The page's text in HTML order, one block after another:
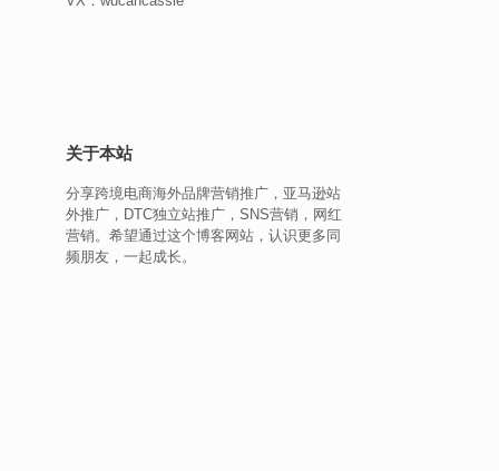
关于本站
分享跨境电商海外品牌营销推广，亚马逊站
外推广，DTC独立站推广，SNS营销，网红
营销。希望通过这个博客网站，认识更多同
频朋友，一起成长。